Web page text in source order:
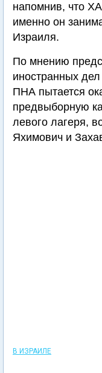
напомнив, что
именно он
Израиля.
По мнению
иностранных
ПНА пытается
предвыборную
левого лагеря,
Яхимович и
В ИЗРАИЛЕ